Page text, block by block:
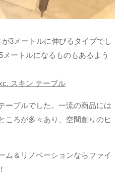
3メートルに伸びるタイプでし
ートルになるものもあるよう
スキン テーブル
ーブルでした。一流の商品には
ころが多々あり、空間創りのヒ
ム＆リノベーションならファイ